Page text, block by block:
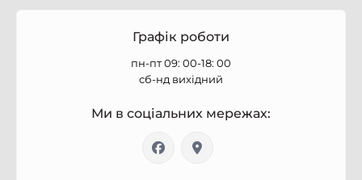
Графік роботи
пн-пт 09: 00-18: 00
сб-нд вихідний
Ми в соціальних мережах: